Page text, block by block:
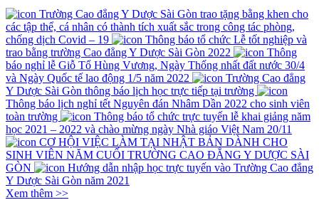
Trường Cao đẳng Y Dược Sài Gòn trao tặng bằng khen cho
các tập thể, cá nhân có thành tích xuất sắc trong công tác phòng,
chống dịch Covid – 19
Thông báo tổ chức Lễ tốt nghiệp và
trao bằng trường Cao đẳng Y Dược Sài Gòn 2022
Thông
báo nghỉ lễ Giỗ Tổ Hùng Vương, Ngày Thống nhất đất nước 30/4
và Ngày Quốc tế lao động 1/5 năm 2022
Trường Cao đẳng
Y Dược Sài Gòn thông báo lịch học trực tiếp tại trường
Thông báo lịch nghỉ tết Nguyên đán Nhâm Dần 2022 cho sinh viên
toàn trường
Thông báo tổ chức trực tuyến lễ khai giảng năm
học 2021 – 2022 và chào mừng ngày Nhà giáo Việt Nam 20/11
CƠ HỘI VIỆC LÀM TẠI NHẬT BẢN DÀNH CHO
SINH VIÊN NĂM CUỐI TRƯỜNG CAO ĐẲNG Y DƯỢC SÀI
GÒN
Hướng dẫn nhập học trực tuyến vào Trường Cao đẳng
Y Dược Sài Gòn năm 2021
Xem thêm >>